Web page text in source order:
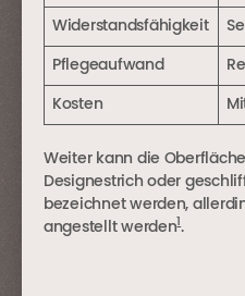
Widerstandsfähigkeit
Pflegeaufwand
Kosten
Weiter kann die
Designestrich oder
bezeichnet werden,
angestellt werden .